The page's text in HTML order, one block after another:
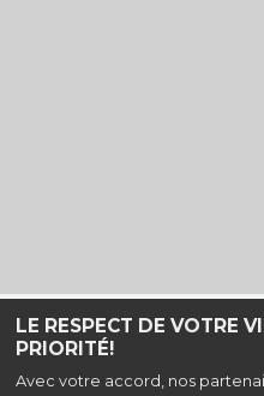
LE RESPECT DE VOTRE
PRIORITÉ!
Avec votre accord, nos